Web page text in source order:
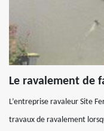
Le ravalement de
L’entreprise ravaleur Site
travaux de ravalement